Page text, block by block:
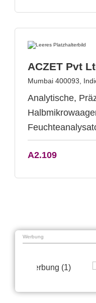
ACZET Pvt
Mumbai 400093,
Analytische,
A2.109
Werbung